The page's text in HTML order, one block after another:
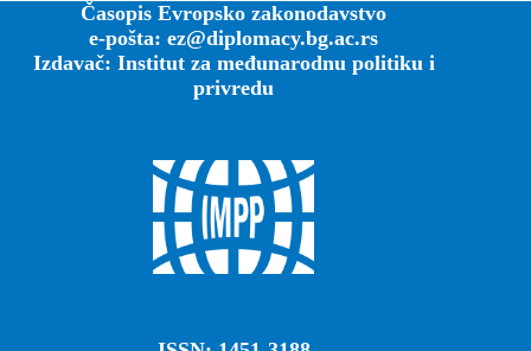
Časopis Evropsko zakonodavstvo
e-pošta: ez@diplomacy.bg.ac.rs
Izdavač: Institut za međunarodnu politiku i
privredu